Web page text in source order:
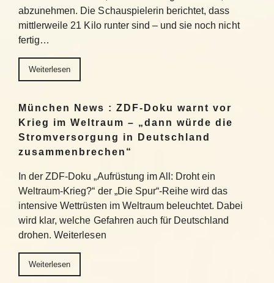
abzunehmen. Die Schauspielerin berichtet, dass
mittlerweile 21 Kilo runter sind – und sie noch nicht
fertig…
Weiterlesen
München News : ZDF-Doku warnt vor
Krieg im Weltraum – „dann würde die
Stromversorgung in Deutschland
zusammenbrechen“
In der ZDF-Doku „Aufrüstung im All: Droht ein
Weltraum-Krieg?“ der „Die Spur“-Reihe wird das
intensive Wettrüsten im Weltraum beleuchtet. Dabei
wird klar, welche Gefahren auch für Deutschland
drohen. Weiterlesen
Weiterlesen